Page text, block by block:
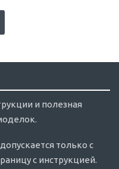
и полезная
только с
с инструкцией.